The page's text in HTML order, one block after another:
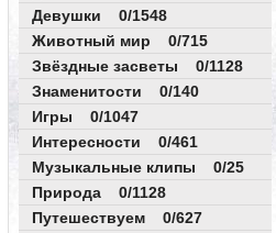
Девушки 0/1548
Животный мир 0/715
Звёздные засветы 0/1128
Знаменитости 0/140
Игры 0/1047
Интересности 0/461
Музыкальные клипы 0/25
Природа 0/1128
Путешествуем 0/627